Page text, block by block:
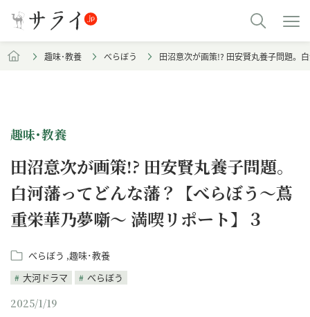
趣味･教養 べらぼう 田沼意次が画策!? 田安賢丸養子問題。
趣味･教養
田沼意次が画策!? 田安賢丸養子問題。
白河藩ってどんな藩？【べらぼう～蔦
重栄華乃夢噺～ 満喫リポート】３
べらぼう 趣味･教養
大河ドラマ
べらぼう
2025/1/19